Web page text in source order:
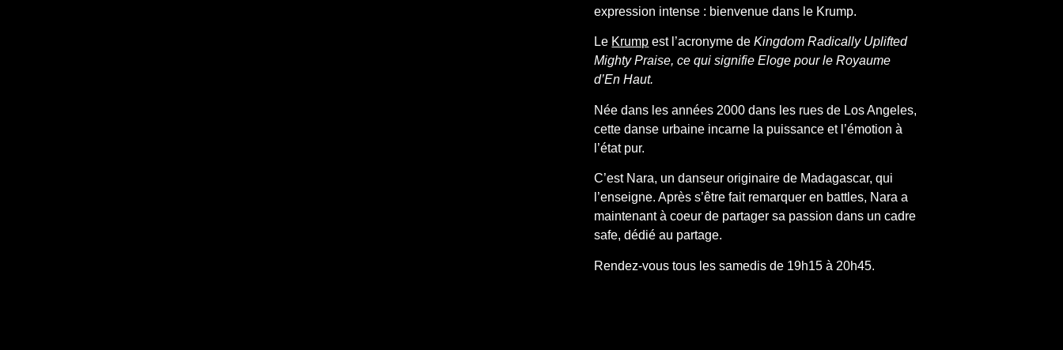
expression intense : bienvenue dans le Krump.
Le Krump est l’acronyme deKingdom Radically Uplifted
Mighty Praise, ce qui signifie Eloge pour le Royaume
d’En Haut.
Née dans les années 2000 dans les rues de Los Angeles,
cette danse urbaine incarne la puissance et l’émotion à
l’état pur.
C’est Nara, un danseur originaire de Madagascar, qui
l’enseigne. Après s’être fait remarquer en battles, Nara a
maintenant à coeur de partager sa passion dans un cadre
safe, dédié au partage.
Rendez-vous tous les samedis de 19h15 à 20h45.